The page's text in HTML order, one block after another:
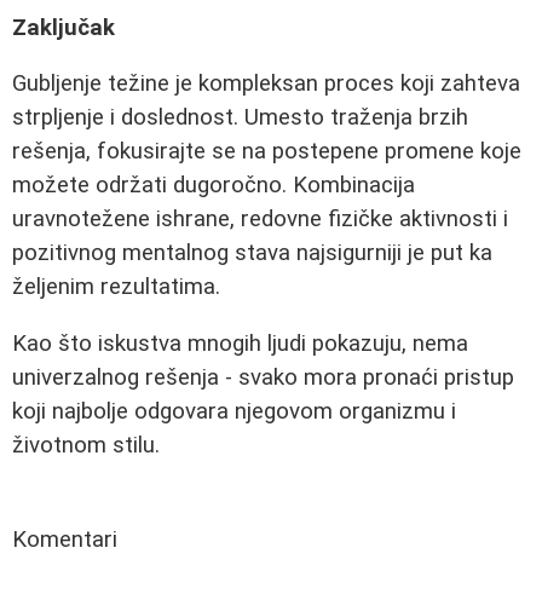
Zaključak
Gubljenje težine je kompleksan proces koji zahteva
strpljenje i doslednost. Umesto traženja brzih
rešenja, fokusirajte se na postepene promene koje
možete održati dugoročno. Kombinacija
uravnotežene ishrane, redovne fizičke aktivnosti i
pozitivnog mentalnog stava najsigurniji je put ka
željenim rezultatima.
Kao što iskustva mnogih ljudi pokazuju, nema
univerzalnog rešenja - svako mora pronaći pristup
koji najbolje odgovara njegovom organizmu i
životnom stilu.
Komentari